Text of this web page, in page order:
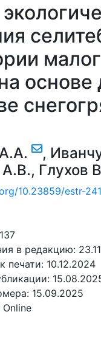
,
, Глухов
10.23859/estr-
в редакцию:
печати: 10.12.2024
15.09.2025
Online